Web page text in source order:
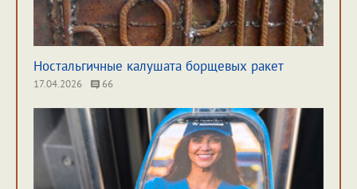
Ностальгичные калушата борщевых ракет
17.04.2026 66